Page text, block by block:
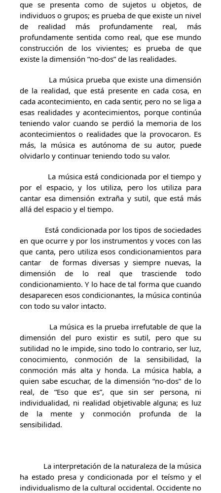
que se presenta como de sujetos u objetos, de
individuos o grupos; es prueba de que existe un nivel
de realidad más profundamente real, más
profundamente sentida como real, que ese mundo
construcción de los vivientes; es prueba de que
existe la dimensión “no-dos” de las realidades.
La música prueba que existe una dimensión
de la realidad, que está presente en cada cosa, en
cada acontecimiento, en cada sentir, pero no se liga a
esas realidades y acontecimientos, porque continúa
teniendo valor cuando se perdió la memoria de los
acontecimientos o realidades que la provocaron. Es
más, la música es autónoma de su autor, puede
olvidarlo y continuar teniendo todo su valor.
La música está condicionada por el tiempo y
por el espacio, y los utiliza, pero los utiliza para
cantar esa dimensión extraña y sutil, que está más
allá del espacio y el tiempo.
Está condicionada por los tipos de sociedades
en que ocurre y por los instrumentos y voces con las
que canta, pero utiliza esos condicionamientos para
cantar de formas diversas y siempre nuevas, la
dimensión de lo real que trasciende todo
condicionamiento. Y lo hace de tal forma que cuando
desaparecen esos condicionantes, la música continúa
con todo su valor intacto.
La música es la prueba irrefutable de que la
dimensión del puro existir es sutil, pero que su
sutilidad no le impide, sino todo lo contrario, ser luz,
conocimiento, conmoción de la sensibilidad, la
conmoción más alta y honda. La música habla, a
quien sabe escuchar, de la dimensión “no-dos” de lo
real, de “Eso que es”, que sin ser persona, ni
individualidad, ni realidad objetivable alguna; es luz
de la mente y conmoción profunda de la
sensibilidad.
La interpretación de la naturaleza de la música
ha estado presa y condicionada por el teísmo y el
individualismo de la cultural occidental. Occidente no